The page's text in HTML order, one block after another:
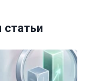
статьи